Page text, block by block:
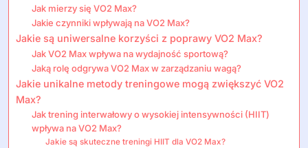
Jak mierzy się VO2 Max?
Jakie czynniki wpływają na VO2 Max?
Jakie są uniwersalne korzyści z poprawy VO2 Max?
Jak VO2 Max wpływa na wydajność sportową?
Jaką rolę odgrywa VO2 Max w zarządzaniu wagą?
Jakie unikalne metody treningowe mogą zwiększyć VO2
Max?
Jak trening interwałowy o wysokiej intensywności (HIIT)
wpływa na VO2 Max?
Jakie są skuteczne treningi HIIT dla VO2 Max?